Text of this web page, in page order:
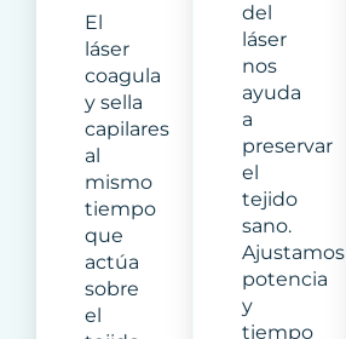
El
láser
coagula
y sella
capilares
al
mismo
tiempo
que
actúa
sobre
el
del
láser
nos
ayuda
a
preservar
el
tejido
sano.
Ajustamos
potencia
y
tiempo